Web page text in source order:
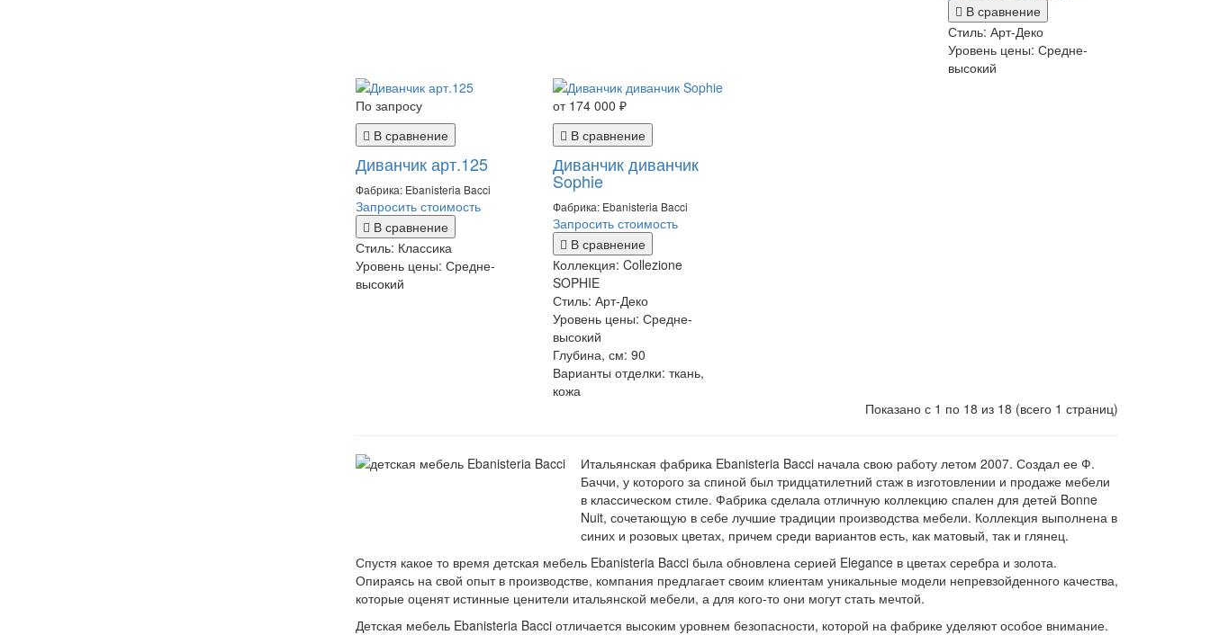
В сравнение
Стиль: Арт-Деко
Уровень цены: Средне-
высокий
По запросу
В сравнение
Диванчик арт.125
Фабрика: Ebanisteria Bacci
Запросить стоимость
В сравнение
Стиль: Классика
Уровень цены: Средне-
высокий
от 174 000 ₽
В сравнение
Диванчик диванчик
Sophie
Фабрика: Ebanisteria Bacci
Запросить стоимость
В сравнение
Коллекция: Collezione
SOPHIE
Стиль: Арт-Деко
Уровень цены: Средне-
высокий
Глубина, см: 90
Варианты отделки: ткань,
кожа
Показано с 1 по 18 из 18 (всего 1 страниц)
Итальянская фабрика Ebanisteria Bacci начала свою работу летом 2007. Создал ее Ф.
Баччи, у которого за спиной был тридцатилетний стаж в изготовлении и продаже мебели
в классическом стиле. Фабрика сделала отличную коллекцию спален для детей Bonne
Nuit, сочетающую в себе лучшие традиции производства мебели. Коллекция выполнена в
синих и розовых цветах, причем среди вариантов есть, как матовый, так и глянец.
Спустя какое то время детская мебель Ebanisteria Bacci была обновлена серией Elegance в цветах серебра и золота.
Опираясь на свой опыт в производстве, компания предлагает своим клиентам уникальные модели непревзойденного качества,
которые оценят истинные ценители итальянской мебели, а для кого-то они могут стать мечтой.
Детская мебель Ebanisteria Bacci отличается высоким уровнем безопасности, которой на фабрике уделяют особое внимание.